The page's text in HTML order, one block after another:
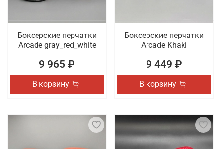
Боксерские перчатки
Arcade gray_red_white
9 965 ₽
В корзину
Боксерские перчатки
Arcade Khaki
9 449 ₽
В корзину